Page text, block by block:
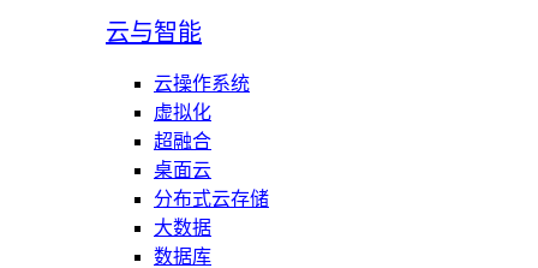
云与智能
云操作系统
虚拟化
超融合
桌面云
分布式云存储
大数据
数据库